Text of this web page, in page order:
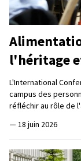
l'héritage
L'International
campus des
réfléchir au rôle de
— 18 juin 2026